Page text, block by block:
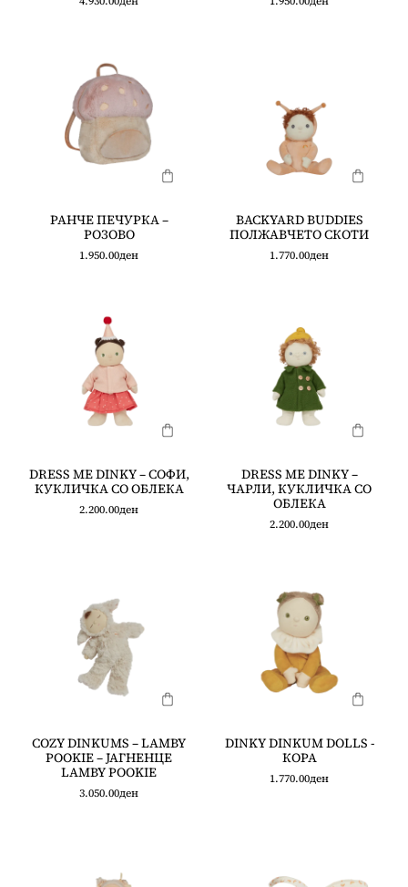
РАНЧЕ ПЕЧУРКА –
РОЗОВО
1.950.00ден
BACKYARD BUDDIES
ПОЛЖАВЧЕТО СКОТИ
1.770.00ден
DRESS ME DINKY – СОФИ,
КУКЛИЧКА СО ОБЛЕКА
2.200.00ден
DRESS ME DINKY –
ЧАРЛИ, КУКЛИЧКА СО
ОБЛЕКА
2.200.00ден
COZY DINKUMS – LAMBY
POOKIE – ЈАГНЕНЦЕ
LAMBY POOKIE
3.050.00ден
DINKY DINKUM DOLLS -
КОРА
1.770.00ден